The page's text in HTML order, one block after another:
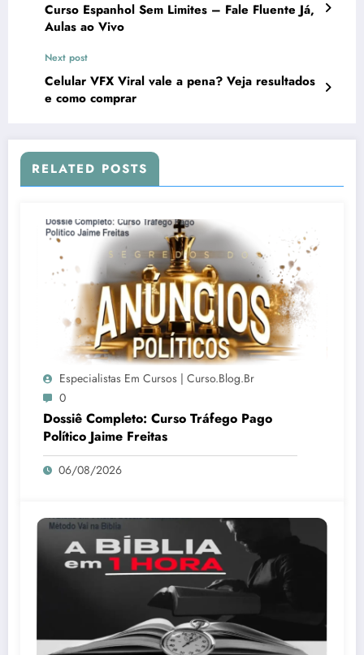
Curso Espanhol Sem Limites – Fale Fluente Já,
Aulas ao Vivo
Next post
Celular VFX Viral vale a pena? Veja resultados
e como comprar
RELATED POSTS
Especialistas Em Cursos | Curso.blog.br
0
Dossiê Completo: Curso Tráfego Pago
Político Jaime Freitas
06/08/2026